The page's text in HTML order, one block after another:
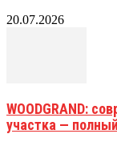
20.07.2026
WOODGRAND:
участка —